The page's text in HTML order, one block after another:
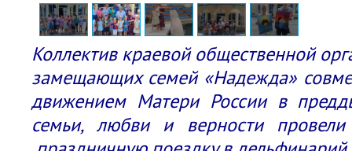
Коллектив краевой общественной
замещающих семей «Надежда»
движением Матери России в
семьи, любви и верности